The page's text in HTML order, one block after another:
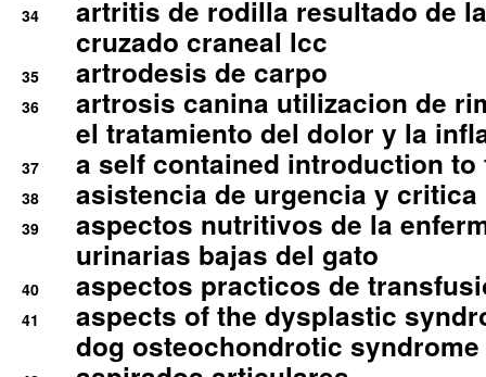
34
artritis de rodilla resultado de
cruzado craneal lcc
35 artrodesis de carpo
36
artrosis canina utilizacion de
el tratamiento del dolor y la
37 a self contained introduction
38 asistencia de urgencia y
39
aspectos nutritivos de la
urinarias bajas del gato
40 aspectos practicos de
41
aspects of the dysplastic
dog osteochondrotic syndrome